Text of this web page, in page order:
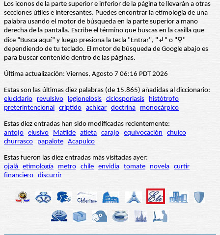
Los iconos de la parte superior e inferior de la página te llevarán a otras
secciones útiles e interesantes. Puedes encontrar la etimología de una
palabra usando el motor de búsqueda en la parte superior a mano
derecha de la pantalla. Escribe el término que buscas en la casilla que
dice “Busca aquí” y luego presiona la tecla "Entrar", "↲" o "⚲"
dependiendo de tu teclado. El motor de búsqueda de Google abajo es
para buscar contenido dentro de las páginas.
Última actualización: Viernes, Agosto 7 06:16 PDT 2026
Estas son las últimas diez palabras (de 15.865) añadidas al diccionario:
elucidario
revulsivo legionelosis ciclosporiasis
histótrofo
preterintencional críptido achicar doctrina monocárpico
Estas diez entradas han sido modificadas recientemente:
antojo elusivo Matilde atleta carajo equivocación
chuico
churrasco
papalote Acapulco
Estas fueron las diez entradas más visitadas ayer:
ojalá etimología metro chile envidia tomate novela curtir
financiero discurrir